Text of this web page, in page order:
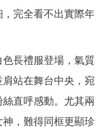
完全看不出實際年
長禮服登場，氣質
站在舞台中央，宛
直呼感動。尤其兩
，難得同框更顯珍